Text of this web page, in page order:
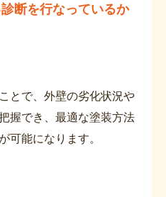
断を行なっているか
とで、外壁の劣化状況や
握でき、最適な塗装方法
可能になります。